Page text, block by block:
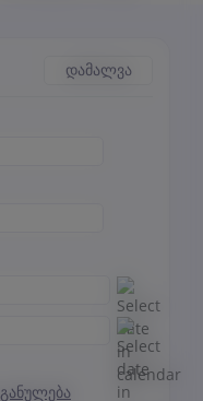
დამალვა